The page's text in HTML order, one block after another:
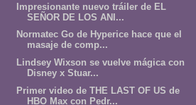
Impresionante nuevo tráiler de EL
SEÑOR DE LOS ANI...
Normatec Go de Hyperice hace que el
masaje de comp...
Lindsey Wixson se vuelve mágica con
Disney x Stuar...
Primer video de THE LAST OF US de
HBO Max con Pedr...